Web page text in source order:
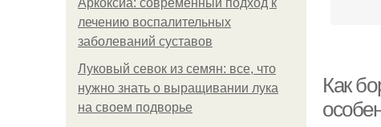
Аркоксиа: современный подход к
лечению воспалительных
заболеваний суставов
Луковый севок из семян: все, что
нужно знать о выращивании лука
на своем подворье
Как